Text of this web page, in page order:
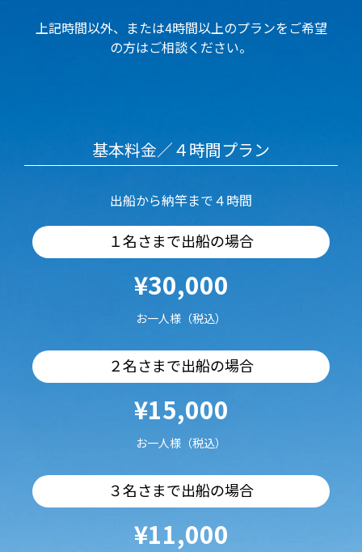
上記時間以外、または4時間以上のプランをご希望
の方はご相談ください。
基本料金／４時間プラン
出船から納竿まで４時間
１名さまで出船の場合
¥30,000
お一人様（税込）
２名さまで出船の場合
¥15,000
お一人様（税込）
３名さまで出船の場合
¥11,000